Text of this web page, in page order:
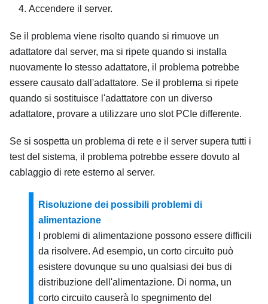
Accendere il server.
Se il problema viene risolto quando si rimuove un
adattatore dal server, ma si ripete quando si installa
nuovamente lo stesso adattatore, il problema potrebbe
essere causato dall'adattatore. Se il problema si ripete
quando si sostituisce l'adattatore con un diverso
adattatore, provare a utilizzare uno slot PCIe differente.
Se si sospetta un problema di rete e il server supera tutti i
test del sistema, il problema potrebbe essere dovuto al
cablaggio di rete esterno al server.
Risoluzione dei possibili problemi di
alimentazione
I problemi di alimentazione possono essere difficili
da risolvere. Ad esempio, un corto circuito può
esistere dovunque su uno qualsiasi dei bus di
distribuzione dell'alimentazione. Di norma, un
corto circuito causerà lo spegnimento del